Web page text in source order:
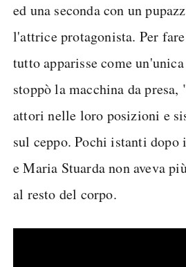
ed una seconda con un
l'attrice protagonista. Per
tutto apparisse come
stoppò la macchina da
attori nelle loro posizioni e
sul ceppo. Pochi istanti
e Maria Stuarda non aveva
al resto del corpo.